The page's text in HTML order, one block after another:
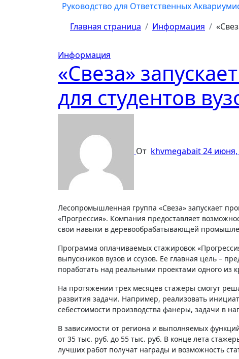
Руководство для Ответственных
Главная страница
Информация
Информация
«Свеза»
для студентов
От khvmegabait24 июня,
Лесопромышленная группа «Свеза» запускает
«Прогрессия». Компания предоставляет
свои навыки в деревообрабатывающей
Программа оплачиваемых стажировок
выпускников вузов и ссузов. Ее главная цель –
поработать над реальными проектами одного из
На протяжении трех месяцев стажеры смогут
развития задачи. Например, реализовать
себестоимости производства фанеры, задачи в
В зависимости от региона и выполняемых
от 35 тыс. руб. до 55 тыс. руб. В конце лета
лучших работ получат награды и возможность